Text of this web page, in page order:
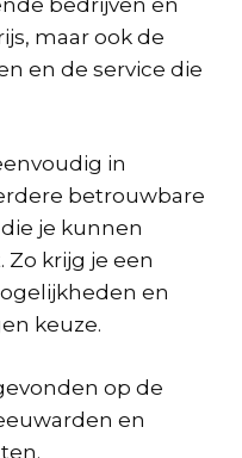
maar ook de
en de service die
in
betrouwbare
je kunnen
krijg je een
en
keuze.
op de
en